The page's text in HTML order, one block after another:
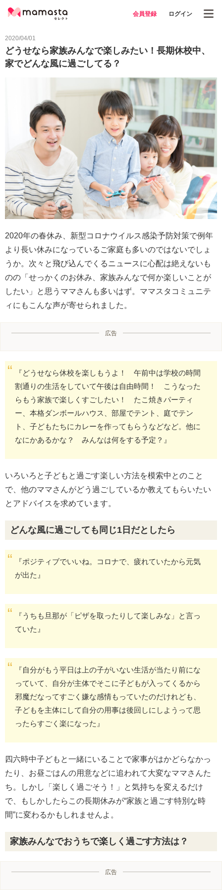
会員登録 ログイン
2020/04/01
どうせなら家族みんなで楽しみたい！長期休校中、
家でどんな風に過ごしてる？
2020年の春休み、新型コロナウイルス感染予防対策で例年
より長い休みになっているご家庭も多いのではないでしょ
うか。次々と飛び込んでくるニュースに心配は絶えないも
のの「せっかくのお休み、家族みんなで何か楽しいことが
したい」と思うママさんも多いはず。ママスタコミュニテ
ィにもこんな声が寄せられました。
広告
『どうせなら休校を楽しもうよ！ 午前中は学校の時間
割通りの生活をしていて午後は自由時間！ こうなった
らもう家族で楽しくすごしたい！ たこ焼きパーティ
ー、本格ダンボールハウス、部屋でテント、庭でテン
ト、子どもたちにカレーを作ってもらうなどなど。他に
なにかあるかな？ みんなは何をする予定？』
いろいろと子どもと過ごす楽しい方法を模索中とのこと
で、他のママさんがどう過ごしているか教えてもらいたい
とアドバイスを求めています。
どんな風に過ごしても同じ1日だとしたら
『ポジティブでいいね。コロナで、疲れていたから元気
が出た』
『うちも旦那が「ピザを取ったりして楽しみな」と言っ
ていた』
『自分がもう平日は上の子がいない生活が当たり前にな
っていて、自分が主体でそこに子どもが入ってくるから
邪魔だなってすごく嫌な感情もっていたのだけれども、
子どもを主体にして自分の用事は後回しにしようって思
ったらすごく楽になった』
四六時中子どもと一緒にいることで家事がはかどらなかっ
たり、お昼ごはんの用意などに追われて大変なママさんた
ち。しかし「楽しく過ごそう！」と気持ちを変えるだけ
で、もしかしたらこの長期休みが“家族と過ごす特別な時
間”に変わるかもしれませんよ。
家族みんなでおうちで楽しく過ごす方法は？
広告